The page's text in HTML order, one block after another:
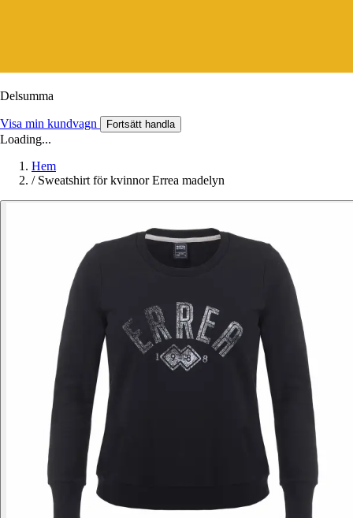
Delsumma
Visa min kundvagn Fortsätt handla
Loading...
Hem
/ Sweatshirt för kvinnor Errea madelyn